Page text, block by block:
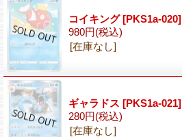
コイキング[PKS1a-020]
980円(税込)
[在庫なし]
ギャラドス [PKS1a-021]
280円(税込)
[在庫なし]